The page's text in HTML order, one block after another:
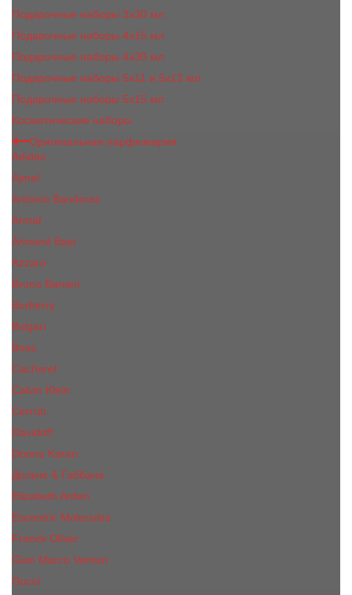
Подарочные наборы 3х30 мл
Подарочные наборы 4x15 мл
Подарочные наборы 4x30 мл
Подарочные наборы 5x11 и 5х12 мл
Подарочные наборы 5x15 мл
Косметические наборы
Оригинальная парфюмерия
Adidas
Ajmal
Antonio Banderas
Armaf
Armand Basi
Azzaro
Bruno Banani
Burberry
Bvlgari
Boss
Cacharel
Calvin Klein
Cerruti
Davidoff
Donna Karan
Дольче & Габбана
Elizabeth Arden
Escentric Molecules
Franck Oliver
Gian Marco Venturi
Gucci